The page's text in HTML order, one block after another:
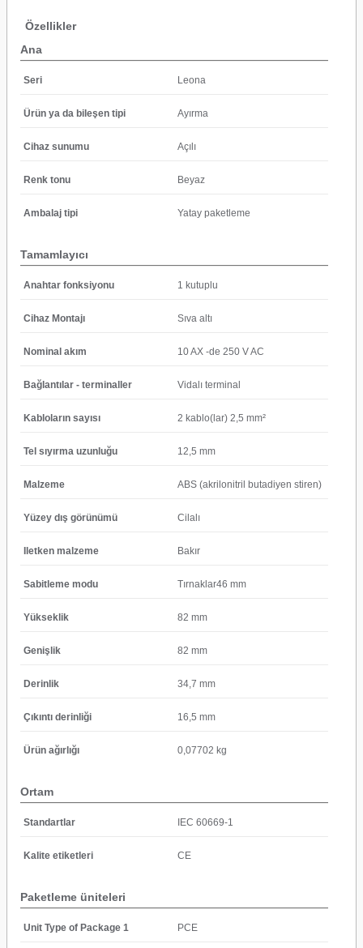
Özellikler
Ana
Seri Leona
Ürün ya da bileşen tipi Ayırma
Cihaz sunumu Açılı
Renk tonu Beyaz
Ambalaj tipi Yatay paketleme
Tamamlayıcı
Anahtar fonksiyonu 1 kutuplu
Cihaz Montajı Sıva altı
Nominal akım 10 AX -de 250 V AC
Bağlantılar - terminaller Vidalı terminal
Kabloların sayısı 2 kablo(lar) 2,5 mm²
Tel sıyırma uzunluğu 12,5 mm
Malzeme ABS (akrilonitril butadiyen stiren)
Yüzey dış görünümü Cilalı
Iletken malzeme Bakır
Sabitleme modu Tırnaklar46 mm
Yükseklik 82 mm
Genişlik 82 mm
Derinlik 34,7 mm
Çıkıntı derinliği 16,5 mm
Ürün ağırlığı 0,07702 kg
Ortam
Standartlar IEC 60669-1
Kalite etiketleri CE
Paketleme üniteleri
Unit Type of Package 1 PCE